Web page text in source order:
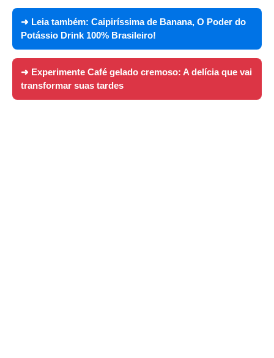
➜ Leia também: Caipiríssima de Banana, O Poder do
Potássio Drink 100% Brasileiro!
➜ Experimente Café gelado cremoso: A delícia que vai
transformar suas tardes